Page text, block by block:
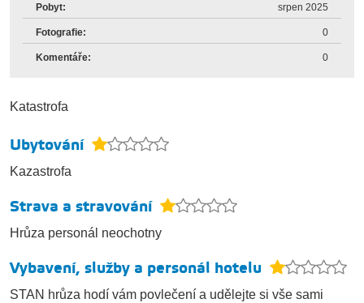
Pobyt: srpen 2025
Fotografie: 0
Komentáře: 0
Katastrofa
Ubytování
Kazastrofa
Strava a stravování
Hrůza personál neochotny
Vybavení, služby a personál hotelu
STAN hrůza hodí vám povlečení a udělejte si vše sami